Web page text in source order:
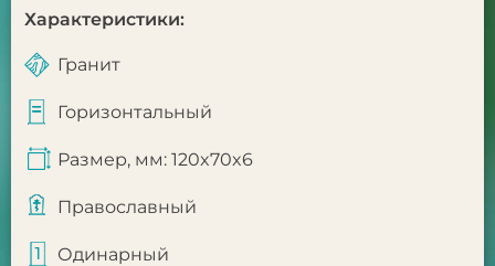
Характеристики:
Гранит
Горизонтальный
Размер, мм: 120x70x6
Православный
Одинарный